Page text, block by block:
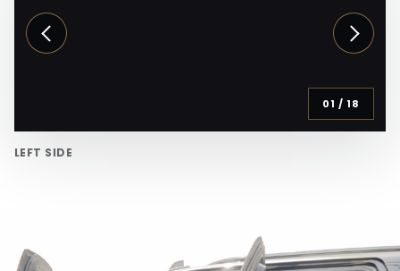
01 / 18
LEFT SIDE